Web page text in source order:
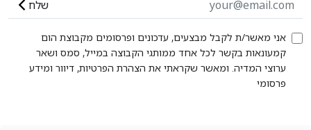
מאשר/ת לקבל מבצעים, עדכונים ופרסומים מקבוצת הום
בקשר לכל אחד ממותגי הקבוצה במייל, סמס ושאר
המדיה. ומאשר שקראתי את הצהרת הפרטיות, דיוור ומידע